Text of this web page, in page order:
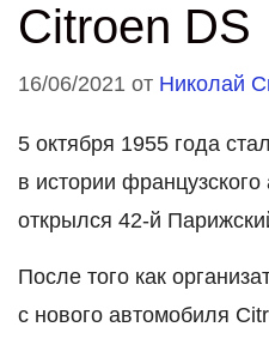
Citroen DS
16/06/2021 от Николай
5 октября 1955 года
в истории
открылся 42-й
После того как
с нового автомобиля